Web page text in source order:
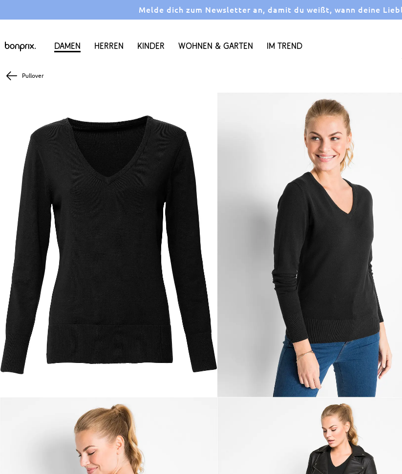
Melde dich zum Newsletter an, damit du weißt, wann deine
Damen Herren Kinder Wohnen & Garten Im Trend
Pullover